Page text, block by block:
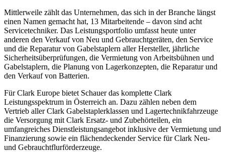
Mittlerweile zählt das Unternehmen, das sich in der Branche längst
einen Namen gemacht hat, 13 Mitarbeitende – davon sind acht
Servicetechniker. Das Leistungsportfolio umfasst heute unter
anderen den Verkauf von Neu und Gebrauchtgeräten, den Service
und die Reparatur von Gabelstaplern aller Hersteller, jährliche
Sicherheitsüberprüfungen, die Vermietung von Arbeitsbühnen und
Gabelstaplern, die Planung von Lagerkonzepten, die Reparatur und
den Verkauf von Batterien.
Für Clark Europe bietet Schauer das komplette Clark
Leistungsspektrum in Österreich an. Dazu zählen neben dem
Vertrieb aller Clark Gabelstaplerklassen und Lagertechnikfahrzeuge
die Versorgung mit Clark Ersatz- und Zubehörteilen, ein
umfangreiches Dienstleistungsangebot inklusive der Vermietung und
Finanzierung sowie ein flächendeckender Service für Clark Neu-
und Gebrauchtflurförderzeuge.